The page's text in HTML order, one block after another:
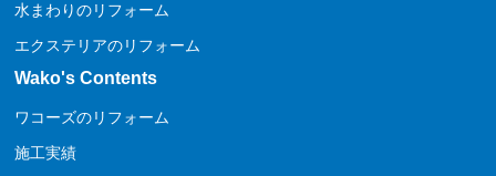
水まわりのリフォーム
エクステリアのリフォーム
Wako's Contents
ワコーズのリフォーム
施工実績